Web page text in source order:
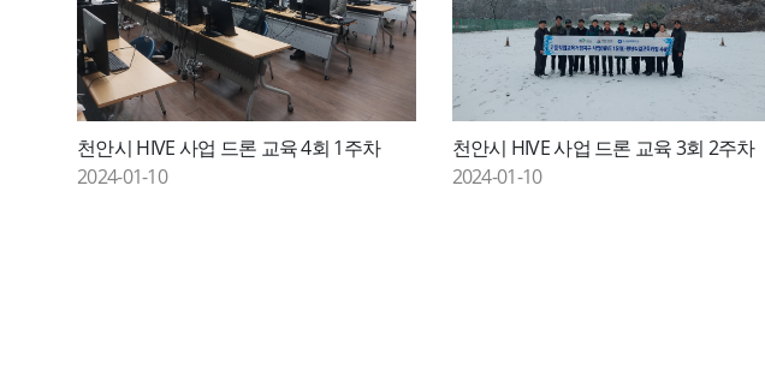
천안시 HIVE 사업 드론 교육 4회 1주차
2024-01-10
천안시 HIVE 사업 드론 교육 3회 2주차
2024-01-10